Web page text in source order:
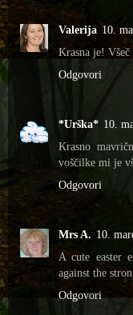
Valerija 10.
Krasna je!
Odgovori
*Urška* 10.
Krasno
voščilke mi je
Odgovori
Mrs A. 10.
A cute easter
against the
Odgovori